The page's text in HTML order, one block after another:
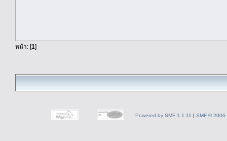
หน้า: [1]
Powered by SMF 1.1.11 | SMF ©